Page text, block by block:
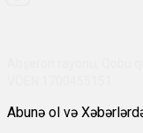
Abunə ol və